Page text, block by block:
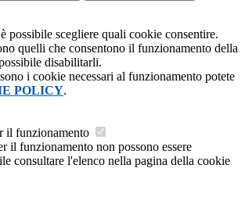
possibile scegliere quali cookie consentire.
quelli che consentono il funzionamento della
disabilitarli.
i cookie necessari al funzionamento potete
POLICY.
il funzionamento
il funzionamento non possono essere
consultare l'elenco nella pagina della cookie